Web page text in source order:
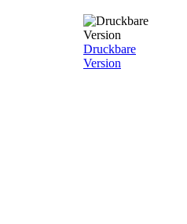
Druckbare
Version